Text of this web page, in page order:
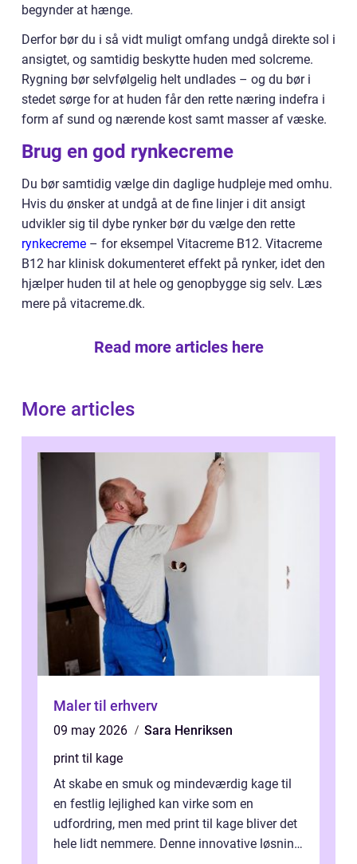
begynder at hænge.
Derfor bør du i så vidt muligt omfang undgå direkte sol i
ansigtet, og samtidig beskytte huden med solcreme.
Rygning bør selvfølgelig helt undlades – og du bør i
stedet sørge for at huden får den rette næring indefra i
form af sund og nærende kost samt masser af væske.
Brug en god rynkecreme
Du bør samtidig vælge din daglige hudpleje med omhu.
Hvis du ønsker at undgå at de fine linjer i dit ansigt
udvikler sig til dybe rynker bør du vælge den rette
rynkecreme – for eksempel Vitacreme B12. Vitacreme
B12 har klinisk dokumenteret effekt på rynker, idet den
hjælper huden til at hele og genopbygge sig selv. Læs
mere på vitacreme.dk.
Read more articles here
More articles
Maler til erhverv
09 may 2026
Sara Henriksen
print til kage
At skabe en smuk og mindeværdig kage til
en festlig lejlighed kan virke som en
udfordring, men med print til kage bliver det
hele lidt nemmere. Denne innovative løsning